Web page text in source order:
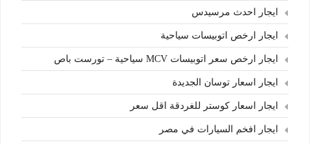
ايجار احدث مرسيدس
ايجار ارخص اتوبيسات سياحية
ايجار ارخص سعر اتوبيسات MCV سياحية – تورست باص
ايجار اسعار توسان الجديدة
ايجار اسعار كوستر للغردقة اقل سعر
ايجار افخم السيارات في مصر